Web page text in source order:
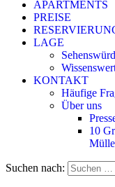
APARTMENTS
PREISE
LAGE
KONTAKT
Häufige
Über uns
10
Suchen nach: